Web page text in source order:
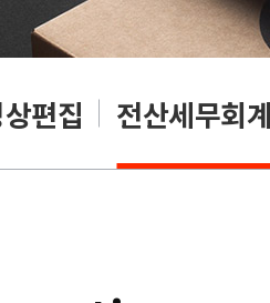
편집 전산세무회